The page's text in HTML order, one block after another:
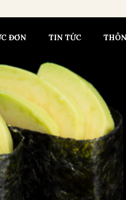
ĐƠN TIN TỨC